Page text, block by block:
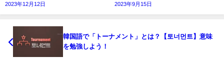
2023年12月12日 2023年9月15日
韓国語で「トーナメント」とは？【토너먼트】意味
を勉強しよう！